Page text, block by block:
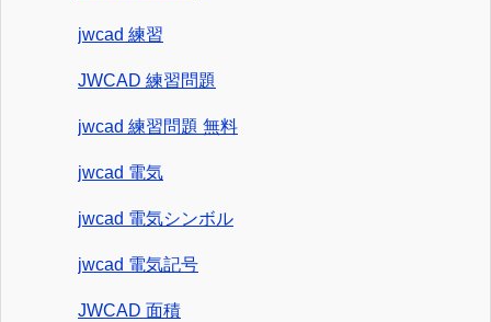
jwcad 練習
JWCAD 練習問題
jwcad 練習問題 無料
jwcad 電気
jwcad 電気シンボル
jwcad 電気記号
JWCAD 面積